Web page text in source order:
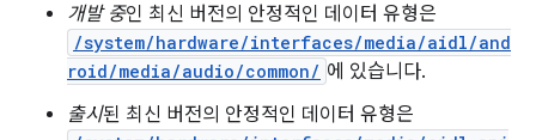
개발 중인 최신 버전의 안정적인 데이터 유형은
/system/hardware/interfaces/media/aidl/and
roid/media/audio/common/ 에 있습니다.
출시된 최신 버전의 안정적인 데이터 유형은